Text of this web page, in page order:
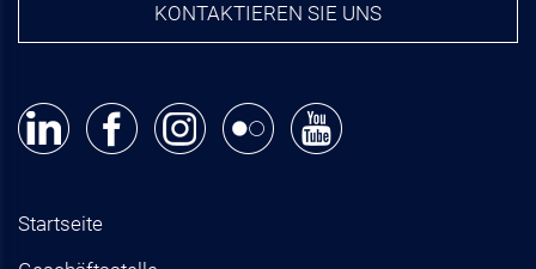
KONTAKTIEREN SIE UNS
Startseite